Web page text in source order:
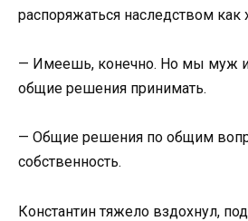
распоряжаться наследством как
— Имеешь, конечно. Но мы муж
общие решения принимать.
— Общие решения по общим
собственность.
Константин тяжело вздохнул,